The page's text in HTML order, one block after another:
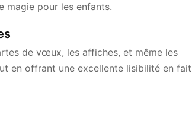
magie pour les enfants.
de vœux, les affiches, et même les
en offrant une excellente lisibilité en